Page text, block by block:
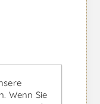
-
Wenn Sie